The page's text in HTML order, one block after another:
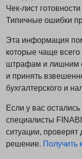
Чек-лист
Типичные ошибки
Эта информация
которые чаще
штрафам и лишним
и принять
бухгалтерского и
Если у вас
специалисты
ситуации,
решение. Получить